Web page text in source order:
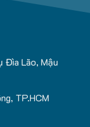
Lão, Mậu
TP.HCM